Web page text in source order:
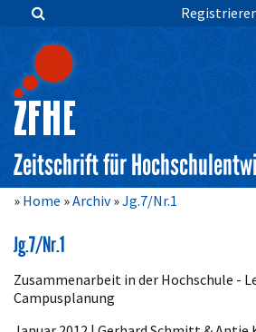
Zum
springen
Hauptnavigation
Inhalt
Sidebar
Zeitschrift für
Home Archiv Jg.7/Nr.1
Jg.7/Nr.1
Zusammenarbeit in der Hochschule -
Campusplanung